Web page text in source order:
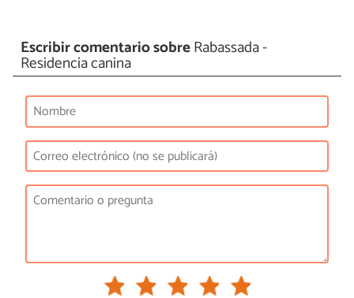
Escribir comentario sobreRabassada -
Residencia canina